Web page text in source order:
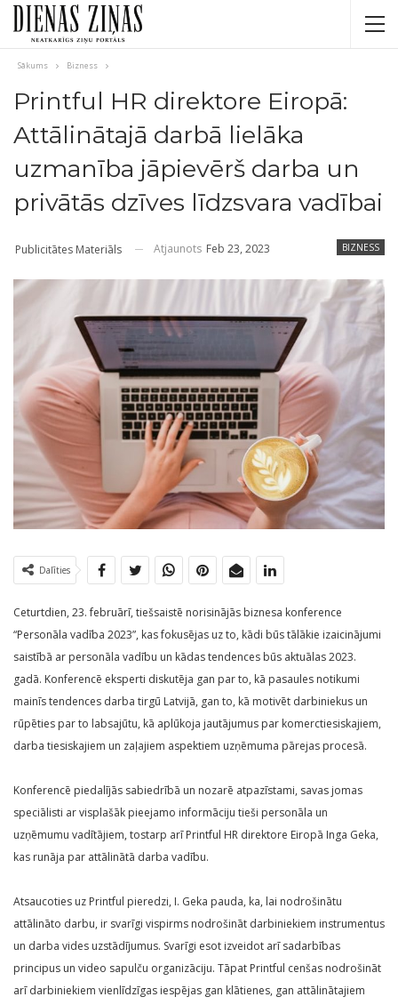
Sākums Bizness
Printful HR direktore Eiropā:
Attālinātajā darbā lielāka
uzmanība jāpievērš darba un
privātās dzīves līdzsvara vadībai
BIZNESS
Publicitātes Materiāls Atjaunots Feb 23, 2023
Dalīties
Ceturtdien, 23. februārī, tiešsaistē norisinājās biznesa konference
“Personāla vadība 2023”, kas fokusējas uz to, kādi būs tālākie izaicinājumi
saistībā ar personāla vadību un kādas tendences būs aktuālas 2023.
gadā. Konferencē eksperti diskutēja gan par to, kā pasaules notikumi
mainīs tendences darba tirgū Latvijā, gan to, kā motivēt darbiniekus un
rūpēties par to labsajūtu, kā aplūkoja jautājumus par komerctiesiskajiem,
darba tiesiskajiem un zaļajiem aspektiem uzņēmuma pārejas procesā.
Konferencē piedalījās sabiedrībā un nozarē atpazīstami, savas jomas
speciālisti ar visplašāk pieejamo informāciju tieši personāla un
uzņēmumu vadītājiem, tostarp arī Printful HR direktore Eiropā Inga Geka,
kas runāja par attālinātā darba vadību.
Atsaucoties uz Printful pieredzi, I. Geka pauda, ka, lai nodrošinātu
attālināto darbu, ir svarīgi vispirms nodrošināt darbiniekiem instrumentus
un darba vides uzstādījumus. Svarīgi esot izveidot arī sadarbības
principus un video sapulču organizāciju. Tāpat Printful cenšas nodrošināt
arī darbiniekiem vienlīdzīgas iespējas gan klātienes, gan attālinātajiem